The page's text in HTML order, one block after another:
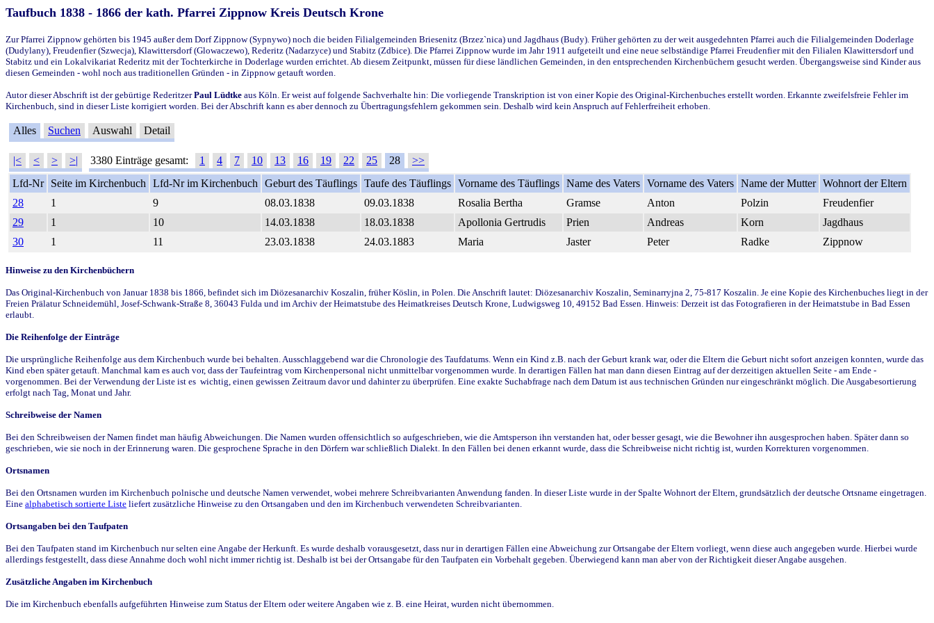
Taufbuch 1838 - 1866 der kath. Pfarrei Zippnow Kreis Deutsch Krone
Zur Pfarrei Zippnow gehörten bis 1945 außer dem Dorf Zippnow (Sypnywo) noch die beiden Filialgemeinden Briesenitz (Brzez`nica) und Jagdhaus (Budy). Früher gehörten zu der weit ausgedehnten Pfarrei auch die Filialgemeinden Doderlage
(Dudylany), Freudenfier (Szwecja), Klawittersdorf (Glowaczewo), Rederitz (Nadarzyce) und Stabitz (Zdbice). Die Pfarrei Zippnow wurde im Jahr 1911 aufgeteilt und eine neue selbständige Pfarrei Freudenfier mit den Filialen Klawittersdorf und
Stabitz und ein Lokalvikariat Rederitz mit der Tochterkirche in Doderlage wurden errichtet. Ab diesem Zeitpunkt, müssen für diese ländlichen Gemeinden, in den entsprechenden Kirchenbüchern gesucht werden. Übergangsweise sind Kinder aus
diesen Gemeinden - wohl noch aus traditionellen Gründen - in Zippnow getauft worden.
Autor dieser Abschrift ist der gebürtige RederitzerPaul Lüdtke aus Köln. Er weist auf folgende Sachverhalte hin: Die vorliegende Transkription ist von einer Kopie des Original-Kirchenbuches erstellt worden. Erkannte zweifelsfreie Fehler im
Kirchenbuch, sind in dieser Liste korrigiert worden. Bei der Abschrift kann es aber dennoch zu Übertragungsfehlern gekommen sein. Deshalb wird kein Anspruch auf Fehlerfreiheit erhoben.
Alles Suchen Auswahl Detail
|< < > >| 3380 Einträge gesamt: 1 4 7 10 13 16 19 22 25 28
>>
Lfd-Nr
Seite im Kirchenbuch Lfd-Nr im Kirchenbuch Geburt des Täuflings Taufe des Täuflings Vorname des Täuflings Name des Vaters Vorname des Vaters Name der Mutter Wohnort der Eltern
28
1 9 08.03.1838 09.03.1838 Rosalia Bertha Gramse Anton Polzin
Freudenfier
29
1 10 14.03.1838 18.03.1838 Apollonia Gertrudis Prien Andreas Korn
Jagdhaus
30
1 11 23.03.1838 24.03.1883 Maria Jaster Peter Radke Zippnow
Hinweise zu den Kirchenbüchern
Das Original-Kirchenbuch von Januar 1838 bis 1866, befindet sich im Diözesanarchiv Koszalin, früher Köslin, in Polen. Die Anschrift lautet: Diözesanarchiv Koszalin, Seminarryjna 2, 75-817 Koszalin. Je eine Kopie des Kirchenbuches liegt in der
Freien Prälatur Schneidemühl, Josef-Schwank-Straße 8, 36043 Fulda und im Archiv der Heimatstube des Heimatkreises Deutsch Krone, Ludwigsweg 10, 49152 Bad Essen. Hinweis: Derzeit ist das Fotografieren in der Heimatstube in Bad Essen
erlaubt.
Die Reihenfolge der Einträge
Die ursprüngliche Reihenfolge aus dem Kirchenbuch wurde bei behalten. Ausschlaggebend war die Chronologie des Taufdatums. Wenn ein Kind z.B. nach der Geburt krank war, oder die Eltern die Geburt nicht sofort anzeigen konnten, wurde das
Kind eben später getauft. Manchmal kam es auch vor, dass der Taufeintrag vom Kirchenpersonal nicht unmittelbar vorgenommen wurde. In derartigen Fällen hat man dann diesen Eintrag auf der derzeitigen aktuellen Seite - am Ende -
vorgenommen. Bei der Verwendung der Liste ist es wichtig, einen gewissen Zeitraum davor und dahinter zu überprüfen. Eine exakte Suchabfrage nach dem Datum ist aus technischen Gründen nur eingeschränkt möglich. Die Ausgabesortierung
erfolgt nach Tag, Monat und Jahr.
Schreibweise der Namen
Bei den Schreibweisen der Namen findet man häufig Abweichungen. Die Namen wurden offensichtlich so aufgeschrieben, wie die Amtsperson ihn verstanden hat, oder besser gesagt, wie die Bewohner ihn ausgesprochen haben. Später dann so
geschrieben, wie sie noch in der Erinnerung waren. Die gesprochene Sprache in den Dörfern war schließlich Dialekt. In den Fällen bei denen erkannt wurde, dass die Schreibweise nicht richtig ist, wurden Korrekturen vorgenommen.
Ortsnamen
Bei den Ortsnamen wurden im Kirchenbuch polnische und deutsche Namen verwendet, wobei mehrere Schreibvarianten Anwendung fanden. In dieser Liste wurde in der Spalte Wohnort der Eltern, grundsätzlich der deutsche Ortsname eingetragen.
Eine alphabetisch sortierte Liste liefert zusätzliche Hinweise zu den Ortsangaben und den im Kirchenbuch verwendeten Schreibvarianten.
Ortsangaben bei den Taufpaten
Bei den Taufpaten stand im Kirchenbuch nur selten eine Angabe der Herkunft. Es wurde deshalb vorausgesetzt, dass nur in derartigen Fällen eine Abweichung zur Ortsangabe der Eltern vorliegt, wenn diese auch angegeben wurde. Hierbei wurde
allerdings festgestellt, dass diese Annahme doch wohl nicht immer richtig ist. Deshalb ist bei der Ortsangabe für den Taufpaten ein Vorbehalt gegeben. Überwiegend kann man aber von der Richtigkeit dieser Angabe ausgehen.
Zusätzliche Angaben im Kirchenbuch
Die im Kirchenbuch ebenfalls aufgeführten Hinweise zum Status der Eltern oder weitere Angaben wie z. B. eine Heirat, wurden nicht übernommen.